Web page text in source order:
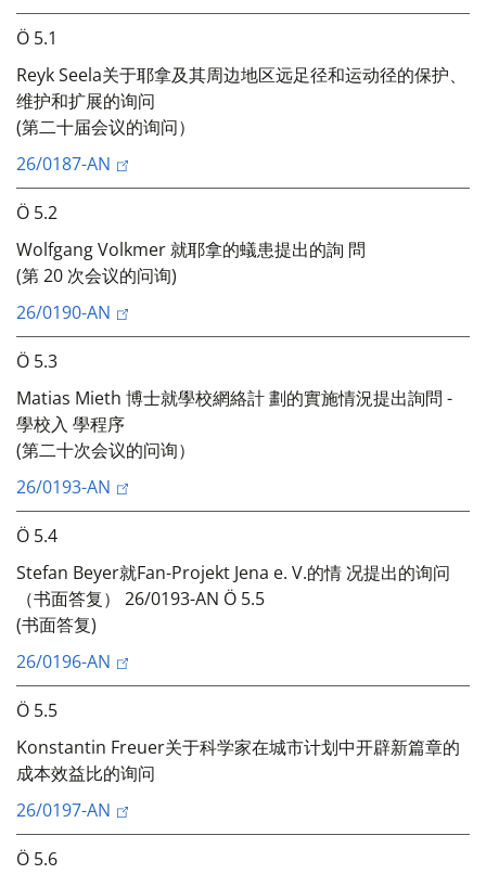
Ö 5.1
Reyk Seela关于耶拿及其周边地区远足径和运动径的保护、
维护和扩展的询问
(第二十届会议的询问）
26/0187-AN
Ö 5.2
Wolfgang Volkmer 就耶拿的蟻患提出的詢 問
(第 20 次会议的问询)
26/0190-AN
Ö 5.3
Matias Mieth 博士就學校網絡計 劃的實施情況提出詢問 -
學校入 學程序
(第二十次会议的问询）
26/0193-AN
Ö 5.4
Stefan Beyer就Fan-Projekt Jena e. V.的情 况提出的询问
（书面答复） 26/0193-AN Ö 5.5
(书面答复)
26/0196-AN
Ö 5.5
Konstantin Freuer关于科学家在城市计划中开辟新篇章的
成本效益比的询问
26/0197-AN
Ö 5.6